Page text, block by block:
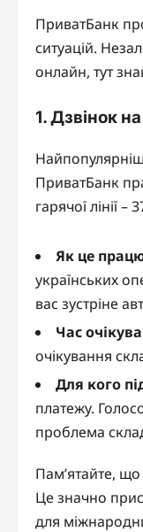
ПриватБанк
ситуацій.
онлайн, тут
1. Дзвінок
ПриватБанк
гарячої лінії
Як це
українських
вас зустріне
Час
очікування
Для кого
платежу.
проблема
Пам’ятайте,
Це значно
для